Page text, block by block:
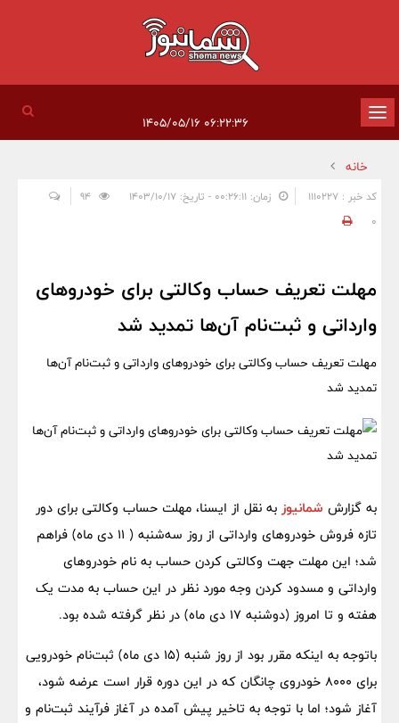
تغییر
وضعیت
ناوبری
خانه
کد خبر : 1110227 زمان: ۰۰:۲۶:۱۱ - تاریخ: ۱۴۰۳/۱۰/۱۷
0
مهلت تعریف حساب وکالتی برای خودروهای
وارداتی و ثبت‌نام‌ آن‌ها تمدید شد
مهلت تعریف حساب وکالتی برای خودروهای وارداتی و ثبت‌نام‌ آن‌ها
تمدید شد
به گزارش شمانیوز به نقل از ایسنا، مهلت حساب وکالتی برای دور
تازه فروش خودروهای وارداتی از روز سه‌شنبه ( ۱۱ دی ماه) فراهم
شد؛ این مهلت جهت وکالتی کردن حساب به نام خودروهای
وارداتی و مسدود کردن وجه مورد نظر در این حساب به مدت یک
هفته و تا امروز (دوشنبه ۱۷ دی ماه) در نظر گرفته شده بود.
باتوجه به اینکه مقرر بود از روز شنبه (١۵ دی ماه) ثبت‌نام خودرویی
برای ٨٠٠٠ خودروی چانگان که در این دوره قرار است عرضه شود،
آغاز شود؛ اما با توجه به تاخیر پیش آمده در آغاز فرآیند ثبت‌نام و